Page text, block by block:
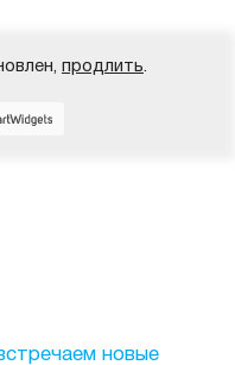
новые
продлить.